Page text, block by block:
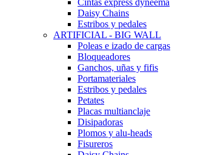
Cintas express dyneema
Daisy Chains
Estribos y pedales
ARTIFICIAL - BIG WALL
Poleas e izado de cargas
Bloqueadores
Ganchos, uñas y fifis
Portamateriales
Estribos y pedales
Petates
Placas multianclaje
Disipadoras
Plomos y alu-heads
Fisureros